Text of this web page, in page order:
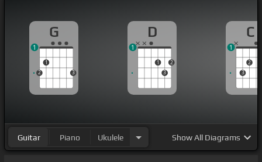
G
2
1
3
1
D
1
3
2
1
C
3
2
1
Guitar Piano Ukulele ShowAll Diagrams